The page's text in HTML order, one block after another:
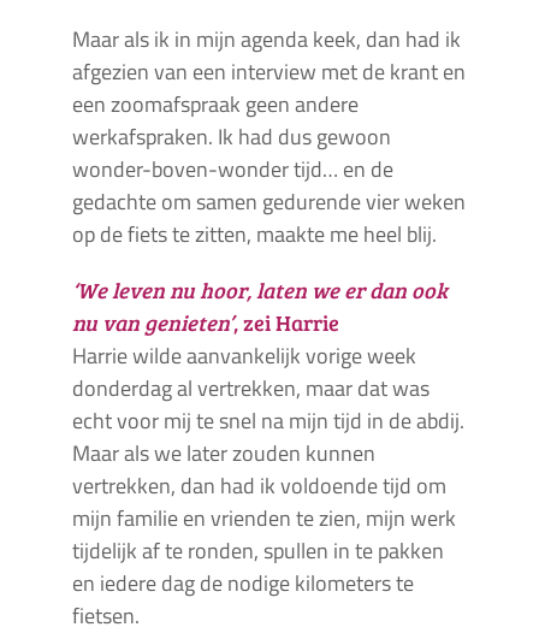
Maar als ik in mijn agenda keek, dan had ik
afgezien van een interview met de krant en
een zoomafspraak geen andere
werkafspraken. Ik had dus gewoon
wonder-boven-wonder tijd… en de
gedachte om samen gedurende vier weken
op de fiets te zitten, maakte me heel blij.
‘We leven nu hoor, laten we er dan ook
nu van genieten’, zei Harrie
Harrie wilde aanvankelijk vorige week
donderdag al vertrekken, maar dat was
echt voor mij te snel na mijn tijd in de abdij.
Maar als we later zouden kunnen
vertrekken, dan had ik voldoende tijd om
mijn familie en vrienden te zien, mijn werk
tijdelijk af te ronden, spullen in te pakken
en iedere dag de nodige kilometers te
fietsen.